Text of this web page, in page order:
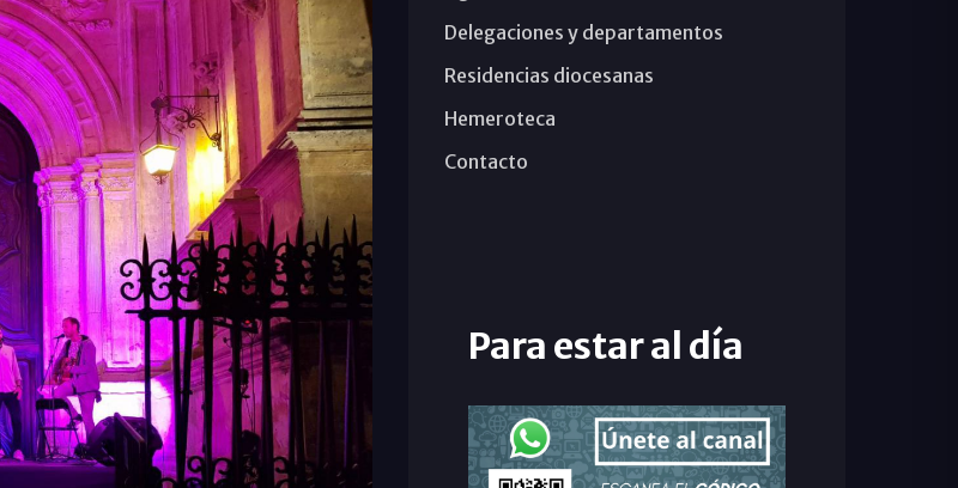
Delegaciones y departamentos
Residencias diocesanas
Hemeroteca
Contacto
Para estar al día